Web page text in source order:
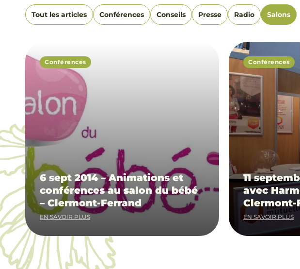
Tout les articles Conférences Conseils Presse Radio Salons
Conférences
6 sept 2014 – Animations et
conférences au salon du bébé
– Clermont-Ferrand
EN SAVOIR PLUS
Conférences
11
avec
Clermont-
EN SAVOIR PLUS